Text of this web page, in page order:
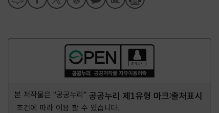
본 저작물은 "공공누리" 공공누리 제1유형 마크:출처표시
조건에 따라 이용 할 수 있습니다.